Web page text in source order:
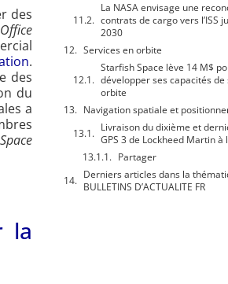
des
Office
.
des
du
a
la
La NASA envisage une
contrats de cargo vers l’ISS
2030
Services en orbite
Starfish Space lève 14 M$
développer ses capacités de
orbite
Navigation spatiale et
Livraison du dixième et
GPS 3 de Lockheed Martin à
Partager
Derniers articles dans la
BULLETINS D’ACTUALITE FR